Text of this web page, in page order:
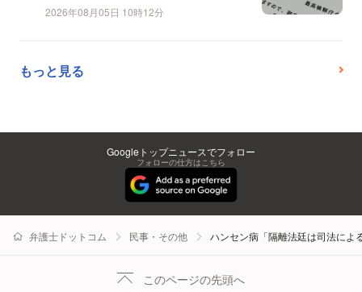
2026年08月05日 10時12分
もっと見る
Googleトップニュースでフォロー
フォローの仕方はこちら
弁護士ドットコム 民事・その他 ハンセン病「隔離法廷は司法に
このページの先頭へ